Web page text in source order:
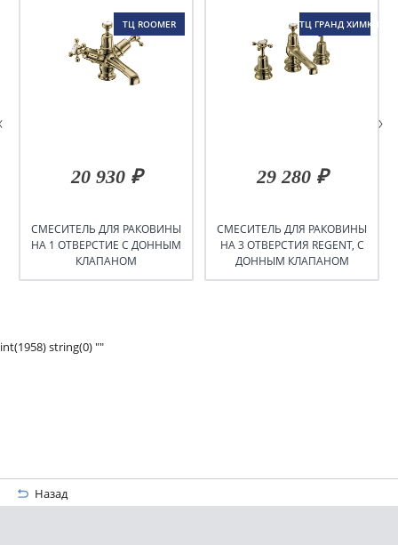
ТЦ ROOMER
20 930 ₽
СМЕСИТЕЛЬ ДЛЯ РАКОВИНЫ
НА 1 ОТВЕРСТИЕ С ДОННЫМ
КЛАПАНОМ
ТЦ ГРАНД ХИМКИ
29 280 ₽
СМЕСИТЕЛЬ ДЛЯ РАКОВИНЫ
НА 3 ОТВЕРСТИЯ REGENT, С
ДОННЫМ КЛАПАНОМ
int(1958) string(0) ""
Назад